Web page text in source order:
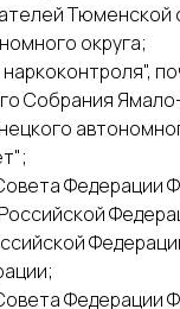
округа;
наркоконтроля",
Собрания